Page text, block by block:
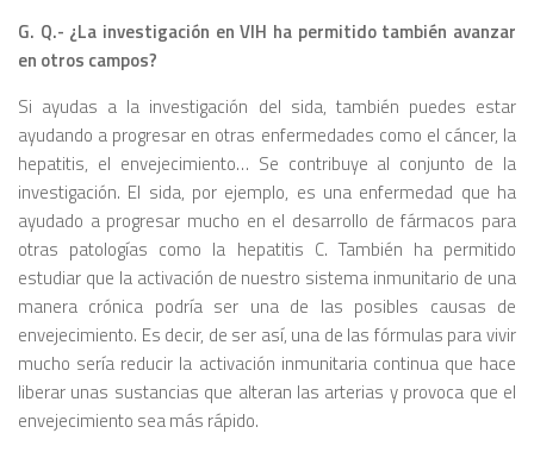
G. Q.- ¿La investigación en VIH ha permitido también avanzar
en otros campos?
Si ayudas a la investigación del sida, también puedes estar
ayudan­do a progresar en otras enfermeda­des como el cáncer, la
hepatitis, el envejecimiento… Se contribuye al conjunto de la
investigación. El sida, por ejemplo, es una enfermedad que ha
ayudado a progresar mucho en el desarrollo de fármacos para
otras patologías como la hepatitis C. También ha permitido
estudiar que la activación de nuestro sistema inmunitario de una
manera crónica podría ser una de las posibles causas de
envejecimiento. Es decir, de ser así, una de las fórmulas para vivir
mucho sería reducir la activación in­munitaria continua que hace
liberar unas sustancias que alteran las arte­rias y provoca que el
envejecimiento sea más rápido.